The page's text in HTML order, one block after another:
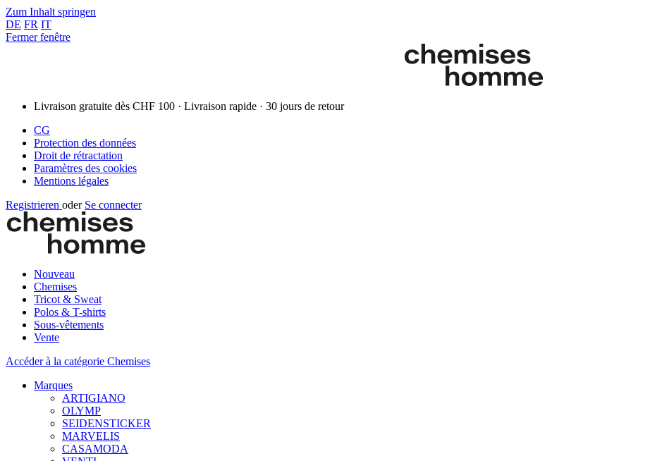
Zum Inhalt springen
DE FR IT
Fermer fenêtre
Livraison gratuite dès CHF 100 · Livraison rapide · 30 jours de retour
CG
Protection des données
Droit de rétractation
Paramètres des cookies
Mentions légales
Registrieren oder Se connecter
Nouveau
Chemises
Tricot & Sweat
Polos & T-shirts
Sous-vêtements
Vente
Accéder à la catégorie Chemises
Marques
ARTIGIANO
OLYMP
SEIDENSTICKER
MARVELIS
CASAMODA